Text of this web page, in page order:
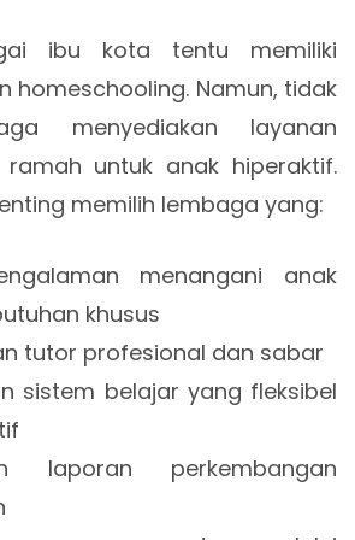
ibu kota tentu memiliki
homeschooling. Namun, tidak
menyediakan layanan
untuk anak hiperaktif.
memilih lembaga yang:
menangani anak
khusus
tutor profesional dan sabar
sistem belajar yang fleksibel
laporan perkembangan